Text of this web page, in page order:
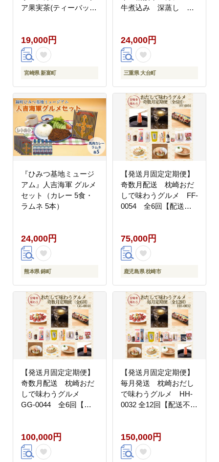
ア果実茶(ティーバッグ
19,000円
宮崎県 新富町
牛煮込み 深蒸し 煎
24,000円
三重県 大台町
『ひみつ基地ミュージ
アム』人吉海軍 グルメ
セット（カレー 5食・
ラムネ 5本）
24,000円
熊本県 錦町
【発送月固定定期便】
奇数月配送 枕崎おだ
しで味わうグルメ FF-
0054 全6回【配送不
75,000円
鹿児島県 枕崎市
【発送月固定定期便】
奇数月配送 枕崎おだ
しで味わうグルメ
GG-0044 全6回【配
100,000円
【発送月固定定期便】
毎月発送 枕崎おだし
で味わうグルメ HH-
0032 全12回【配送不可
150,000円